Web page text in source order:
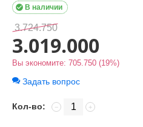
В наличии

3.724.750
3.019.000
Вы экономите: 705.750 (19%)
Задать вопрос
Кол-во: +
−